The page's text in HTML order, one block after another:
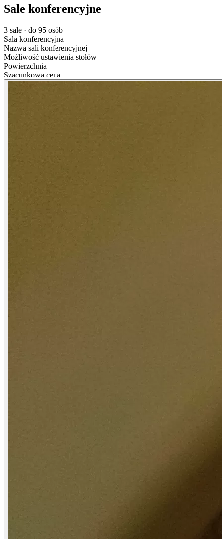
Sale konferencyjne
3 sale · do 95 osób
Sala konferencyjna
Nazwa sali konferencyjnej
Możliwość ustawienia stołów
Powierzchnia
Szacunkowa cena